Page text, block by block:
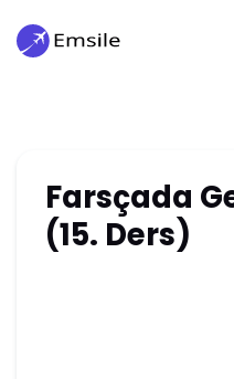
Farsçada
(15. Ders)